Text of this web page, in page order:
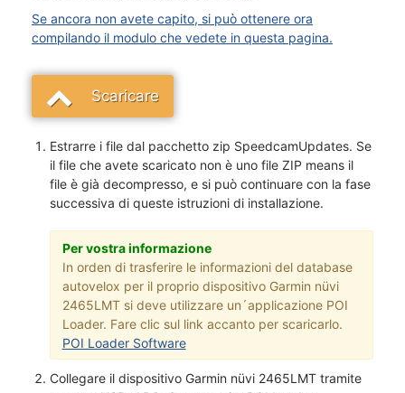
Se ancora non avete capito, si può ottenere ora
compilando il modulo che vedete in questa pagina.
Scaricare
Estrarre i file dal pacchetto zip SpeedcamUpdates. Se
il file che avete scaricato non è uno file ZIP means il
file è già decompresso, e si può continuare con la fase
successiva di queste istruzioni di installazione.
Per vostra informazione
In orden di trasferire le informazioni del database
autovelox per il proprio dispositivo Garmin nüvi
2465LMT si deve utilizzare un´applicazione POI
Loader. Fare clic sul link accanto per scaricarlo.
POI Loader Software
Collegare il dispositivo Garmin nüvi 2465LMT tramite